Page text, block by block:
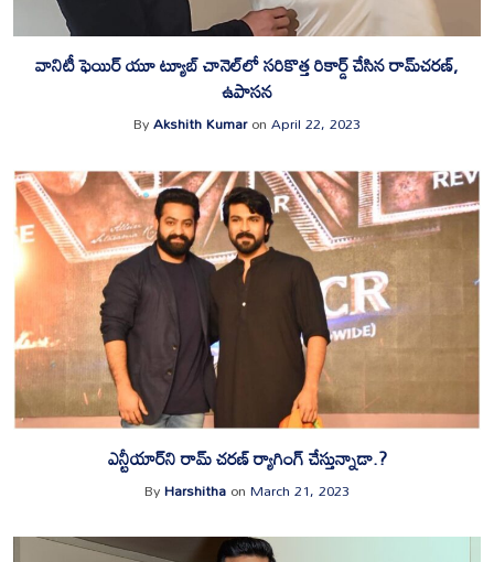
వానిటీ ఫెయిర్ యూ ట్యూబ్ చానెల్‌లో స‌రికొత్త‌ రికార్డ్ చేసిన రామ్‌చ‌ర‌ణ్‌,
ఉపాస‌న
ByAkshith KumaronApril 22, 2023
ఎన్టీయార్‌ని రామ్ చరణ్ ర్యాగింగ్ చేస్తున్నాడా.?
ByHarshithaonMarch 21, 2023